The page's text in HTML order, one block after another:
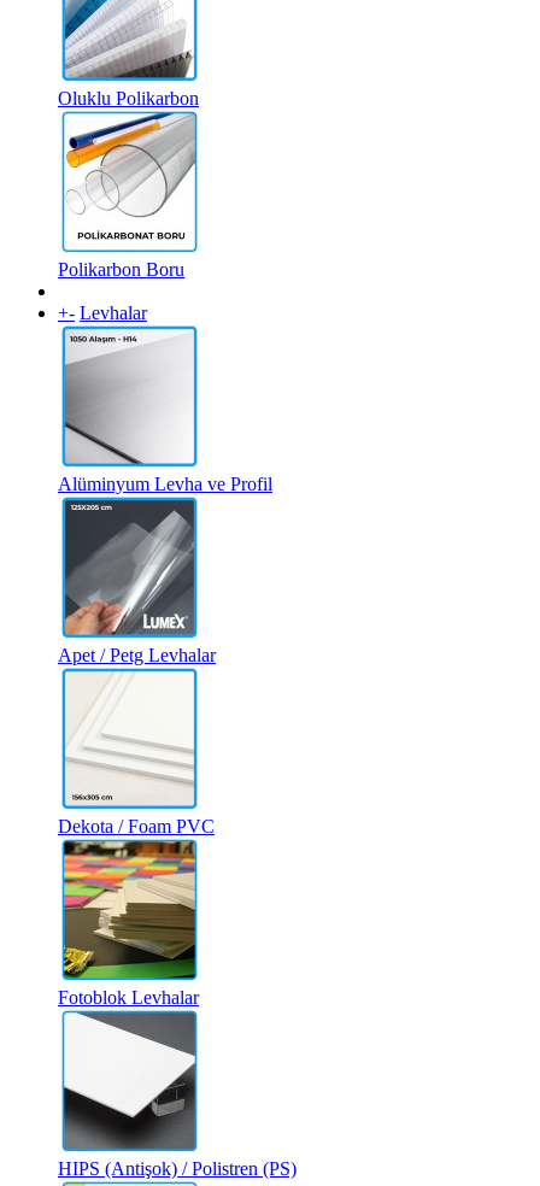
Oluklu Polikarbon
Polikarbon Boru
+- Levhalar
Alüminyum Levha ve Profil
Apet / Petg Levhalar
Dekota / Foam PVC
Fotoblok Levhalar
HIPS (Antişok) / Polistren (PS)